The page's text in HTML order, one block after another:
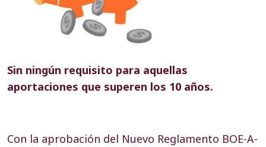
Sin ningún requisito para aquellas
aportaciones que superen los 10 años.
Con la aprobación del Nuevo Reglamento BOE-A-